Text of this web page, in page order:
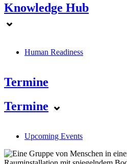
Knowledge Hub
⌄
Human Readiness
Termine
Termine ⌄
Upcoming Events